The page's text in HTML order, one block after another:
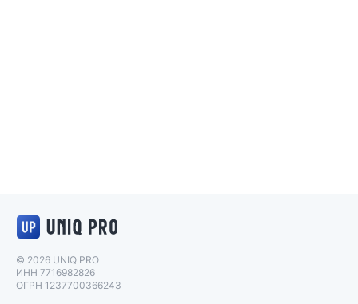
© 2026 UNIQ PRO
ИНН 7716982826
ОГРН 1237700366243